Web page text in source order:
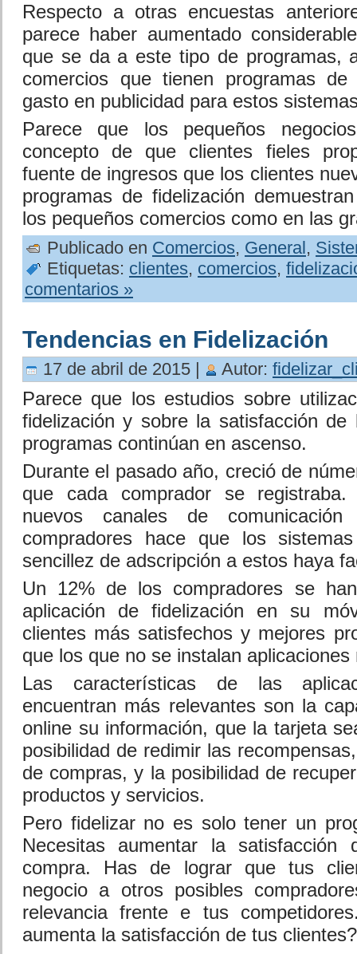
Respecto a otras encuestas
parece haber aumentado
que se da a este tipo de programas,
comercios que tienen programas
gasto en publicidad para estos
Parece que los pequeños
concepto de que clientes fieles
fuente de ingresos que los clientes
programas de fidelización
los pequeños comercios como en las
Publicado en Comercios, General,
Etiquetas: clientes, comercios,
comentarios »
Tendencias en Fidelización
17 de abril de 2015 | Autor:
Parece que los estudios sobre
fidelización y sobre la satisfacción
programas continúan en ascenso.
Durante el pasado año, creció de
que cada comprador se
nuevos canales de
compradores hace que los
sencillez de adscripción a estos haya
Un 12% de los compradores se
aplicación de fidelización en su
clientes más satisfechos y mejores
que los que no se instalan aplicaciones
Las características de las
encuentran más relevantes son la
online su información, que la tarjeta
posibilidad de redimir las
de compras, y la posibilidad de
productos y servicios.
Pero fidelizar no es solo tener un
Necesitas aumentar la satisfacción
compra. Has de lograr que tus
negocio a otros posibles
relevancia frente e tus
aumenta la satisfacción de tus